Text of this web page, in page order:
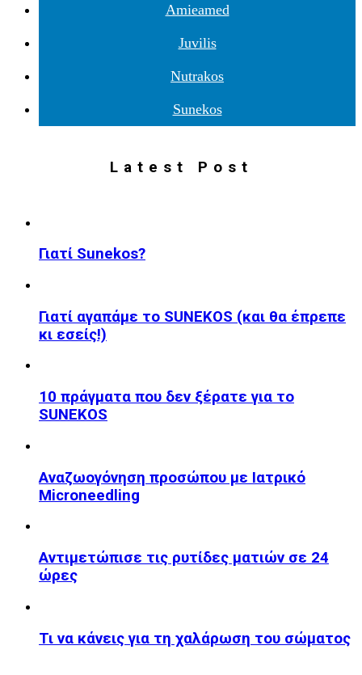
Amieamed
Juvilis
Nutrakos
Sunekos
Latest Post
Γιατί Sunekos?
Γιατί αγαπάμε το SUNEKOS (και θα έπρεπε
κι εσείς!)
10 πράγματα που δεν ξέρατε για το
SUNEKOS
Αναζωογόνηση προσώπου με Ιατρικό
Microneedling
Αντιμετώπισε τις ρυτίδες ματιών σε 24
ώρες
Τι να κάνεις για τη χαλάρωση του σώματος